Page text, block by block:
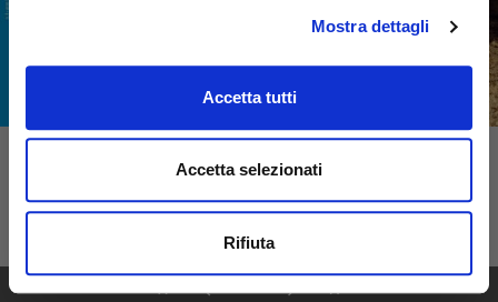
Mostra dettagli
Accetta tutti
Accetta selezionati
Rifiuta